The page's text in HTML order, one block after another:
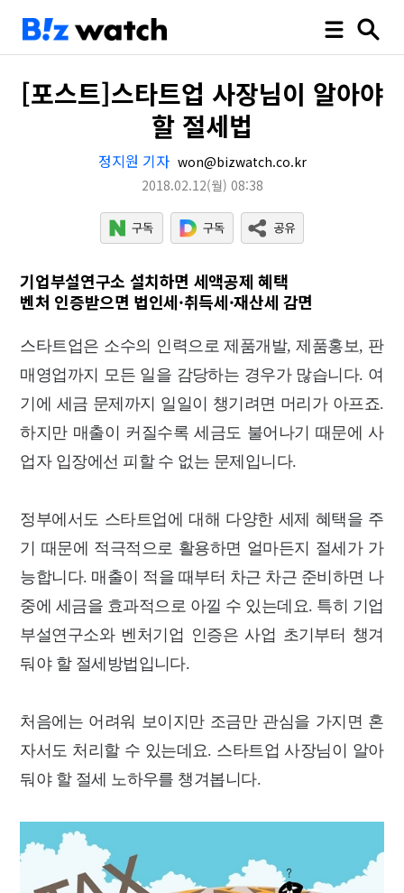
[포스트]스타트업 사장님이 알아야
할 절세법
정지원 기자 won@bizwatch.co.kr
2018.02.12(월) 08:38
기업부설연구소 설치하면 세액공제 혜택
벤처 인증받으면 법인세·취득세·재산세 감면
스타트업은 소수의 인력으로 제품개발, 제품홍보, 판
매영업까지 모든 일을 감당하는 경우가 많습니다. 여
기에 세금 문제까지 일일이 챙기려면 머리가 아프죠.
하지만 매출이 커질수록 세금도 불어나기 때문에 사
업자 입장에선 피할 수 없는 문제입니다.
정부에서도 스타트업에 대해 다양한 세제 혜택을 주
기 때문에 적극적으로 활용하면 얼마든지 절세가 가
능합니다. 매출이 적을 때부터 차근 차근 준비하면 나
중에 세금을 효과적으로 아낄 수 있는데요. 특히 기업
부설연구소와 벤처기업 인증은 사업 초기부터 챙겨
둬야 할 절세방법입니다.
처음에는 어려워 보이지만 조금만 관심을 가지면 혼
자서도 처리할 수 있는데요. 스타트업 사장님이 알아
둬야 할 절세 노하우를 챙겨봅니다.